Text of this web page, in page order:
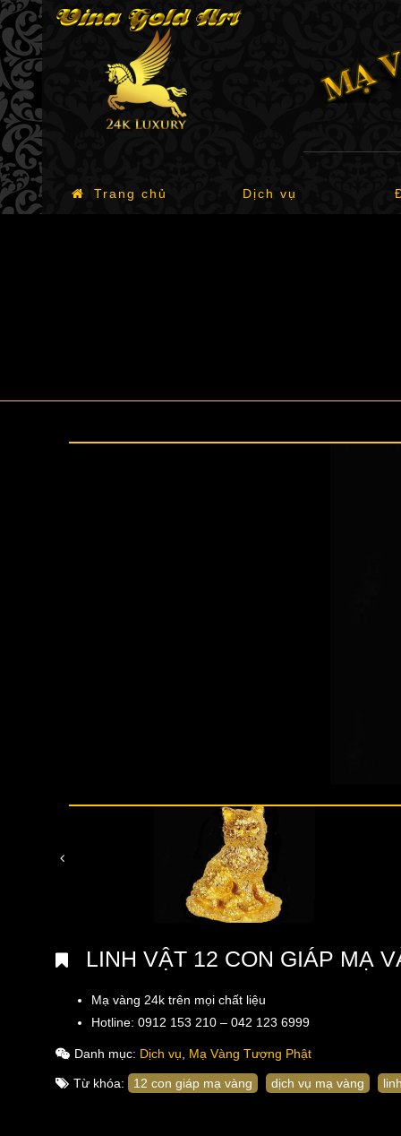
Trang chủ Dịch vụ
LINH VẬT 12 CON GIÁP MẠ
Mạ vàng 24k trên mọi chất liệu
Hotline: 0912 153 210 – 042 123 6999
Danh mục: Dịch vụ Mạ Vàng Tượng Phật
Từ khóa: 12 con giáp mạ vàng dịch vụ mạ vàng